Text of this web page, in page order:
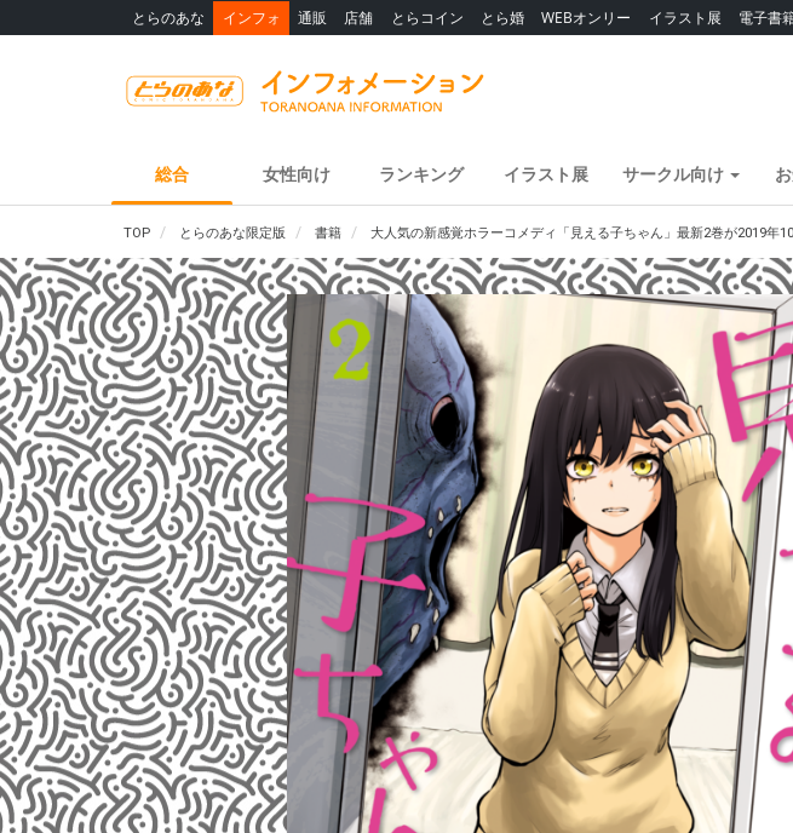
とらのあな インフォ 通販 店舗 とらコイン とら婚 WEBオンリー イラスト展 電子書
総合 女性向け ランキング イラスト展 サークル向け
TOP とらのあな限定版 書籍 大人気の新感覚ホラーコメディ「見える子ちゃん」最新2巻が2019年